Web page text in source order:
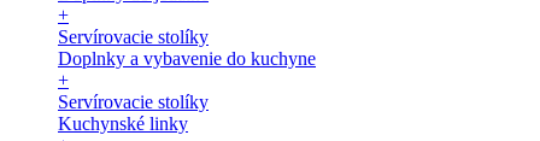
+
Servírovacie stolíky
Doplnky a vybavenie do kuchyne
+
Servírovacie stolíky
Kuchynské linky